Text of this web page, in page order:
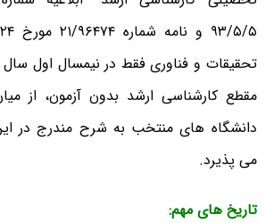
مقطع کارشناسی ارشد بدون آزمون، از
دانشگاه های منتخب به شرح مندرج در
می پذیرد.
تاریخ های مهم: